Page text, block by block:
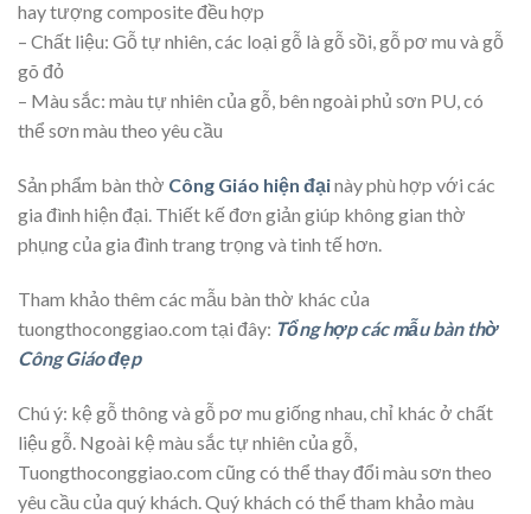
hay tượng composite đều hợp
– Chất liệu: Gỗ tự nhiên, các loại gỗ là gỗ sồi, gỗ pơ mu và gỗ
gõ đỏ
– Màu sắc: màu tự nhiên của gỗ, bên ngoài phủ sơn PU, có
thể sơn màu theo yêu cầu
Sản phẩm bàn thờ Công Giáo hiện đạinày phù hợp với các
gia đình hiện đại. Thiết kế đơn giản giúp không gian thờ
phụng của gia đình trang trọng và tinh tế hơn.
Tham khảo thêm các mẫu bàn thờ khác của
tuongthoconggiao.com tại đây: Tổng hợp các mẫu bàn thờ
Công Giáo đẹp
Chú ý: kệ gỗ thông và gỗ pơ mu giống nhau, chỉ khác ở chất
liệu gỗ. Ngoài kệ màu sắc tự nhiên của gỗ,
Tuongthoconggiao.com cũng có thể thay đổi màu sơn theo
yêu cầu của quý khách. Quý khách có thể tham khảo màu